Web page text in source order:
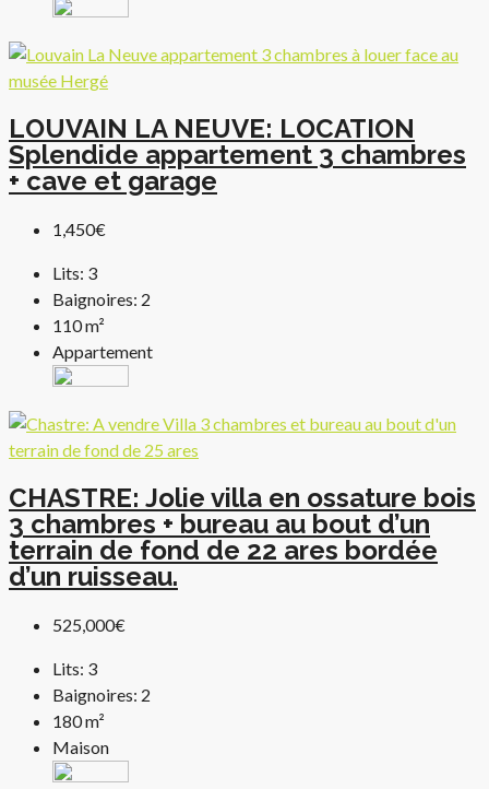
LOUVAIN LA NEUVE: LOCATION
Splendide appartement 3 chambres
+ cave et garage
1,450€
Lits: 3
Baignoires: 2
110m²
Appartement
CHASTRE: Jolie villa en ossature bois
3 chambres + bureau au bout d’un
terrain de fond de 22 ares bordée
d’un ruisseau.
525,000€
Lits: 3
Baignoires: 2
180m²
Maison